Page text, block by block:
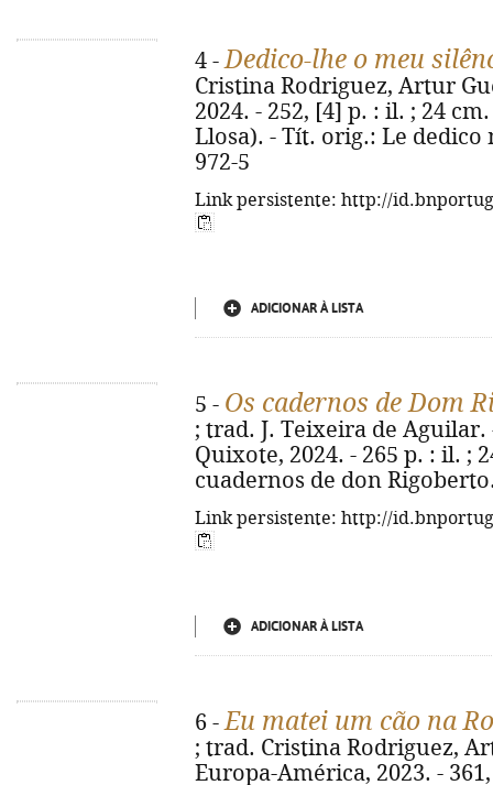
4 -Dedico-lhe o meu
Cristina Rodriguez, Artur
2024. - 252, [4] p. : il. ; 24
Llosa). - Tít. orig.: Le dedico
972-5
Link persistente: http://
ADICIONAR À LISTA
5 - Os cadernos de Dom
; trad. J. Teixeira de Aguilar.
Quixote, 2024. - 265 p. : il. ;
cuadernos de don
Link persistente: http://
ADICIONAR À LISTA
6 -Eu matei um cão na
; trad. Cristina Rodriguez,
Europa-América, 2023. -